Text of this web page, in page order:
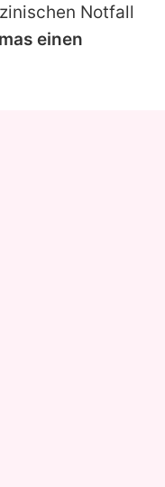
Notfall
einen